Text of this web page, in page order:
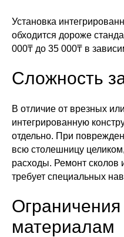
Установка
обходится дороже
000₸ до 35 000₸ в
Сложность
В отличие от врезных
интегрированную
отдельно. При
всю столешницу
расходы. Ремонт
требует специальных
Ограничения
материалам